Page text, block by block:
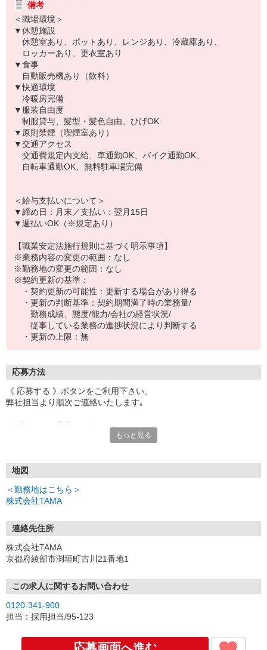
備考
＜職場環境＞
▼休憩施設
休憩室あり、ポットあり、レンジあり、冷蔵庫あり、
ロッカーあり、更衣室あり
▼食事
自動販売機あり（飲料）
▼快適環境
冷暖房完備
▼服装自由度
制服貸与、髪型・髪色自由、ひげOK
▼原則禁煙（喫煙室あり）
▼交通アクセス
交通費規定内支給、車通勤OK、バイク通勤OK、
自転車通勤OK、無料駐車場完備
＜給与支払いについて＞
▼締め日：月末／支払い：翌月15日
▼週払いOK（※規定あり）
【職業安定法施行規則に基づく明示事項】
※業務内容の変更の範囲：なし
※勤務地の変更の範囲：なし
※契約更新の基準：
・契約更新の可能性：更新する場合があり得る
・更新の判断基準：契約期間満了時の業務量/
勤務成績、態度/能力/会社の経営状況/
従事している業務の進捗状況により判断する
・更新の上限：無
応募方法
《 応募する 》ボタンをご利用下さい。
弊社担当より順次ご連絡いたします｡
もっと見る
地図
＜勤務地はこちら＞
株式会社TAMA
連絡先住所
株式会社TAMA
京都府綾部市渕垣町古川21番地1
この求人に関するお問い合わせ
0120-341-900
担当：採用担当/95-123